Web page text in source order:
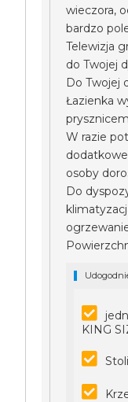
wieczora,
bardzo
Telewizja
do Twojej
Do Twojej
Łazienka
W razie
osoby
Do
KING